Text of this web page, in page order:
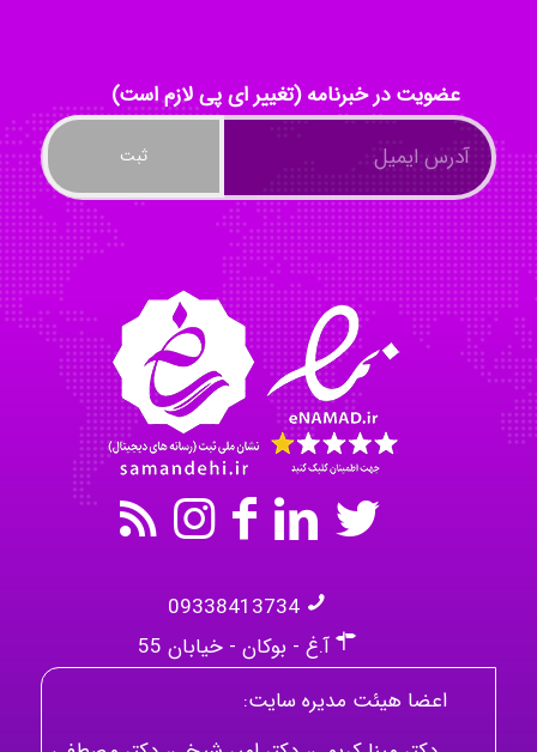
Tavan
akhtar shahsavandi
kimiya zirakpoor
عضویت در خبرنامه (تغییر ای پی لازم است)
09338413734
آ.غ - بوکان - خیابان 55
اعضا هیئت مدیره سایت: